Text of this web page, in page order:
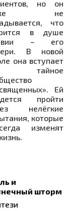
но он
не
что
в душе
– его
В новой
она вступает
Ей
пройти
нелёгкие
которые
изменят
и
шторм